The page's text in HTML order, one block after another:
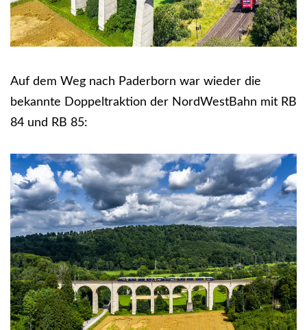
Auf dem Weg nach Paderborn war wieder die
bekannte Doppeltraktion der NordWestBahn mit RB
84 und RB 85: